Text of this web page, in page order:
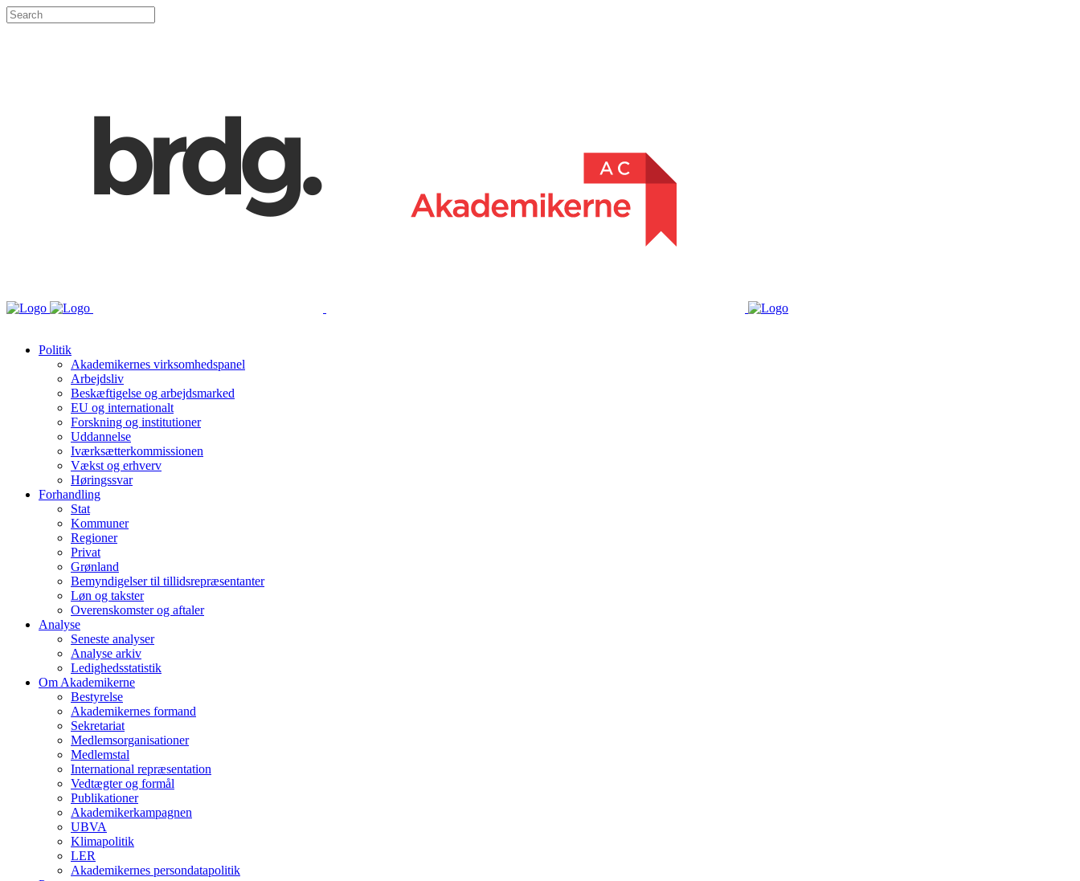
Politik
Akademikernes virksomhedspanel
Arbejdsliv
Beskæftigelse og arbejdsmarked
EU og internationalt
Forskning og institutioner
Uddannelse
Iværksætterkommissionen
Vækst og erhverv
Høringssvar
Forhandling
Stat
Kommuner
Regioner
Privat
Grønland
Bemyndigelser til tillidsrepræsentanter
Løn og takster
Overenskomster og aftaler
Analyse
Seneste analyser
Analyse arkiv
Ledighedsstatistik
Om Akademikerne
Bestyrelse
Akademikernes formand
Sekretariat
Medlemsorganisationer
Medlemstal
International repræsentation
Vedtægter og formål
Publikationer
Akademikerkampagnen
UBVA
Klimapolitik
LER
Akademikernes persondatapolitik